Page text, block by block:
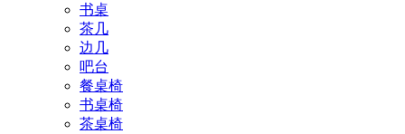
书桌
茶几
边几
吧台
餐桌椅
书桌椅
茶桌椅